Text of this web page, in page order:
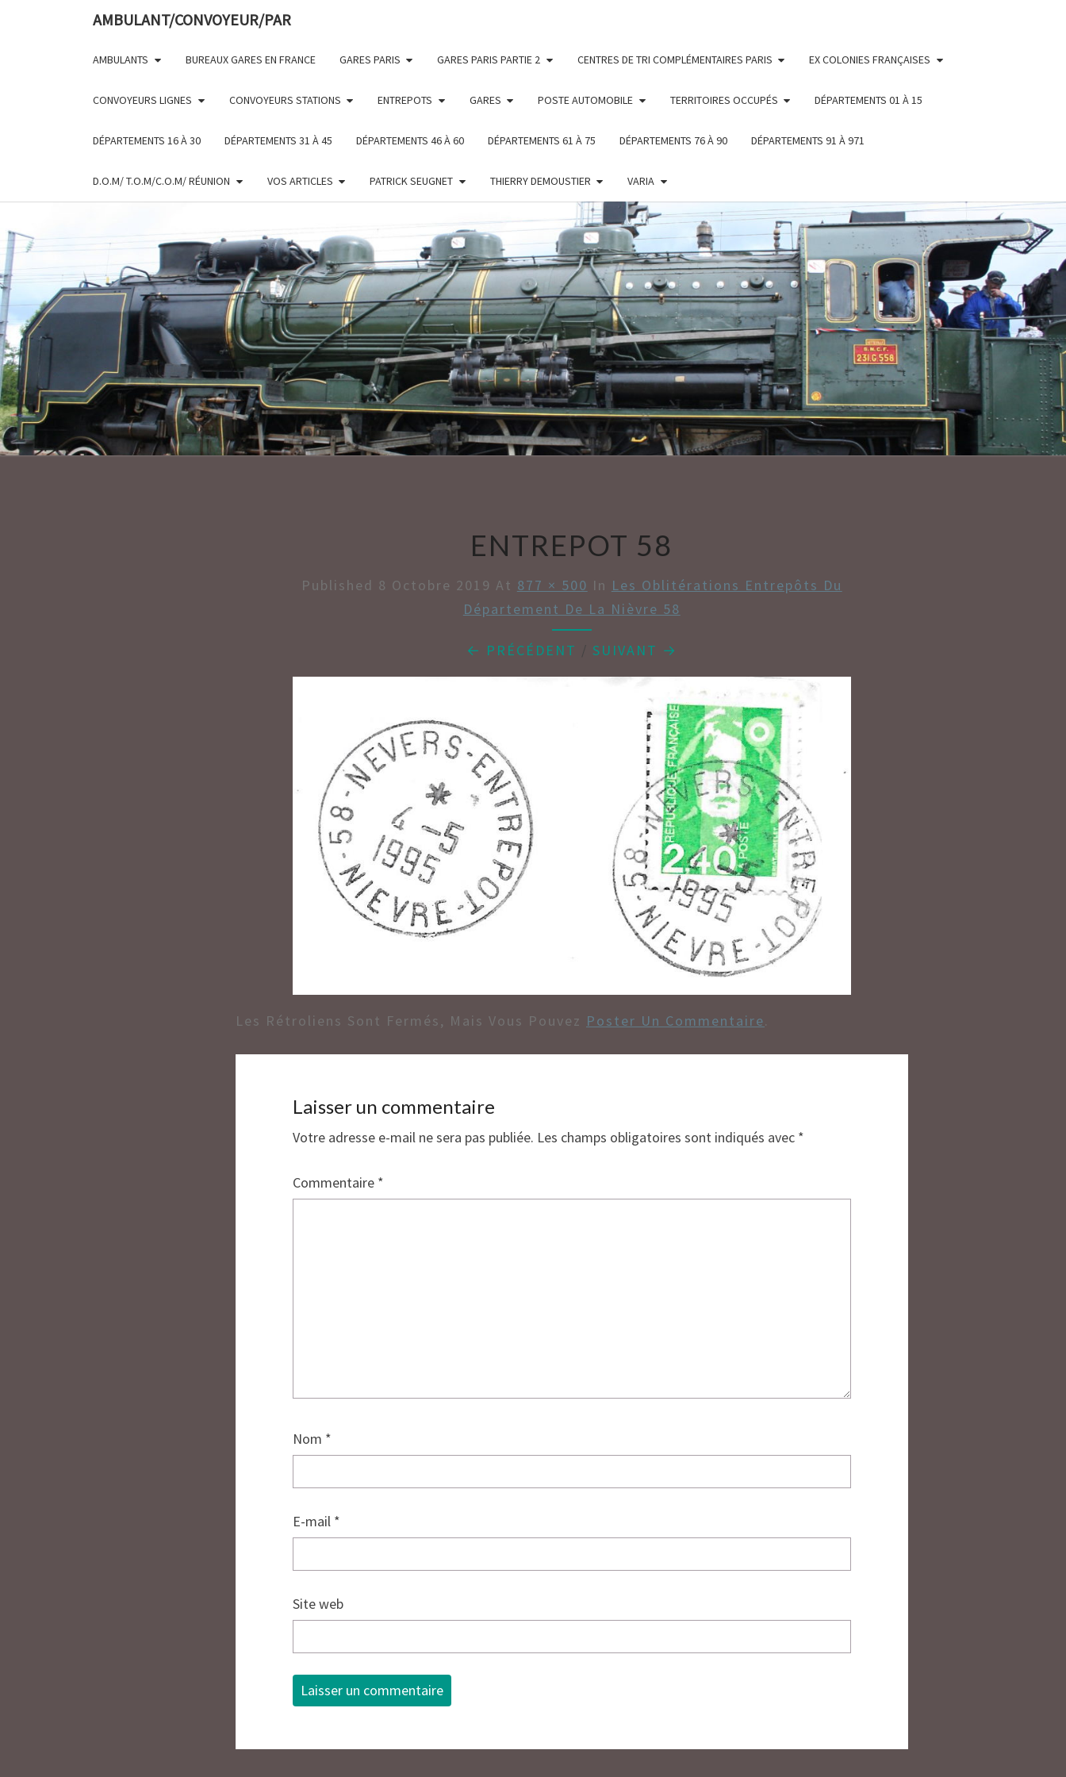
AMBULANT/CONVOYEUR/PAR
AMBULANTS BUREAUX GARES EN FRANCE GARES PARIS GARES PARIS PARTIE 2 CENTRES DE TRI COMPLÉMENTAIRES PARIS EX COLONIES FRANÇAISES
CONVOYEURS LIGNES CONVOYEURS STATIONS ENTREPOTS GARES POSTE AUTOMOBILE TERRITOIRES OCCUPÉS DÉPARTEMENTS 01 À 15
DÉPARTEMENTS 16 À 30 DÉPARTEMENTS 31 À 45 DÉPARTEMENTS 46 À 60 DÉPARTEMENTS 61 À 75 DÉPARTEMENTS 76 À 90 DÉPARTEMENTS 91 À 971
D.O.M/ T.O.M/C.O.M/ RÉUNION VOS ARTICLES PATRICK SEUGNET THIERRY DEMOUSTIER VARIA
AMBULANT/
ENTREPOT 58
Published 8 Octobre 2019 At 877 × 500 In Les Oblitérations Entrepôts Du
Département De La Nièvre 58
← PRÉCÉDENT / SUIVANT →
Les Rétroliens Sont Fermés, Mais Vous Pouvez Poster Un Commentaire.
Laisser un commentaire
Votre adresse e-mail ne sera pas publiée. Les champs obligatoires sont indiqués avec *
Commentaire *
Nom *
E-mail *
Site web